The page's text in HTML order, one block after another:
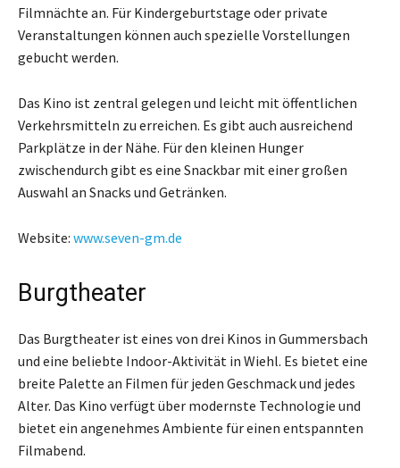
Filmnächte an. Für Kindergeburtstage oder private
Veranstaltungen können auch spezielle Vorstellungen
gebucht werden.
Das Kino ist zentral gelegen und leicht mit öffentlichen
Verkehrsmitteln zu erreichen. Es gibt auch ausreichend
Parkplätze in der Nähe. Für den kleinen Hunger
zwischendurch gibt es eine Snackbar mit einer großen
Auswahl an Snacks und Getränken.
Website: www.seven-gm.de
Burgtheater
Das Burgtheater ist eines von drei Kinos in Gummersbach
und eine beliebte Indoor-Aktivität in Wiehl. Es bietet eine
breite Palette an Filmen für jeden Geschmack und jedes
Alter. Das Kino verfügt über modernste Technologie und
bietet ein angenehmes Ambiente für einen entspannten
Filmabend.